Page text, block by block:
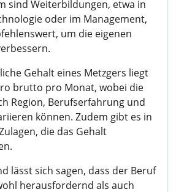
sind Weiterbildungen, etwa in
oder im Management,
um die eigenen
Gehalt eines Metzgers liegt
brutto pro Monat, wobei die
Region, Berufserfahrung und
können. Zudem gibt es in
die das Gehalt
lässt sich sagen, dass der Beruf
herausfordernd als auch